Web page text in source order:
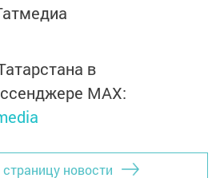
в
MАХ:
новости